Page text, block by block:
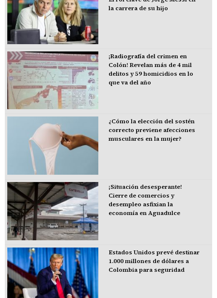
la carrera de su hijo
¡Radiografía del crimen en
Colón! Revelan más de 4 mil
delitos y 59 homicidios en lo
que va del año
¿Cómo la elección del sostén
correcto previene afecciones
musculares en la mujer?
¡Situación desesperante!
Cierre de comercios y
desempleo asfixian la
economía en Aguadulce
Estados Unidos prevé destinar
1.000 millones de dólares a
Colombia para seguridad